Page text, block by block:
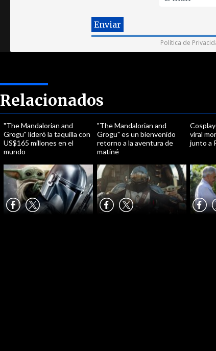
Política de
Relacionados
"The Mandalorian and
Grogu" lideró la taquilla con
US$165 millones en el
mundo
"The Mandalorian and
Grogu" es un bienvenido
retorno a la aventura de
matiné
viral
junto a